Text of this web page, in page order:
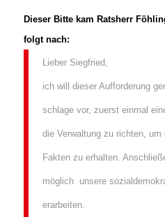
Dieser Bitte kam Ratsherr
folgt nach:
Lieber Siegfried,
ich will dieser Aufforderung
schlage vor, zuerst einmal
die Verwaltung zu richten, um
Fakten zu erhalten.
möglich unsere
erarbeiten.